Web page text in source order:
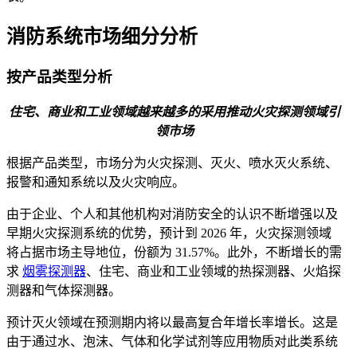
消防系统市场细分分析
按产品类型分析
住宅、商业和工业领域越来越多的采用推动火灾探测领域引
领市场
根据产品类型，市场分为火灾探测、灭火、喷水灭火系统、
报警和通知系统以及火灾响应。
由于企业、个人和其他机构对消防安全的认识不断增强以及
早期火灾探测系统的优势，预计到 2026 年，火灾探测领域
将占据市场主导地位，份额为 31.57%。此外，不断增长的需
求 烟雾探测器、住宅、商业和工业领域的热探测器、火焰探
测器和气体探测器。
预计灭火领域在预测期内将以最高复合年增长率增长。这是
由于通过水、泡沫、气体和化学试剂等应用物质对此类系统